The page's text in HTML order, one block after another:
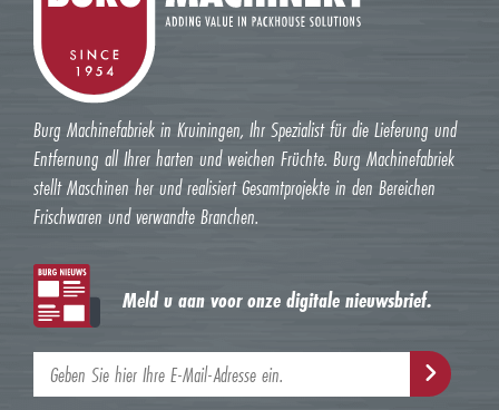
Burg Machinefabriek in Kruiningen, Ihr Spezialist für die Lieferung und
Entfernung all Ihrer harten und weichen Früchte. Burg Machinefabriek
stellt Maschinen her und realisiert Gesamtprojekte in den Bereichen
Frischwaren und verwandte Branchen.
Meld u aan voor onze digitale nieuwsbrief.